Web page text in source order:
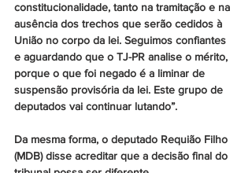
constitucionalidade, tanto na tramitação e na
ausência dos trechos que serão cedidos à
União no corpo da lei. Seguimos confiantes
e aguardando que o TJ-PR analise o mérito,
porque o que foi negado é a liminar de
suspensão provisória da lei. Este grupo de
deputados vai continuar lutando”.
Da mesma forma, o deputado Requião Filho
(MDB) disse acreditar que a decisão final do